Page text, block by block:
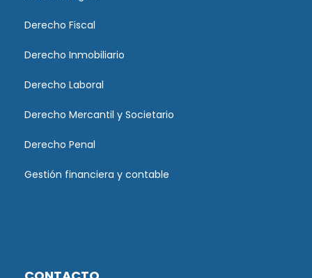
Derecho Fiscal
Derecho Inmobiliario
Derecho Laboral
Derecho Mercantil y Societario
Derecho Penal
Gestión financiera y contable